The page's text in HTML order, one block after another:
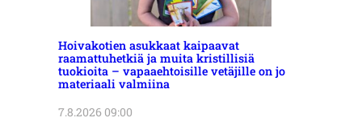
Hoivakotien asukkaat kaipaavat
raamattuhetkiä ja muita kristillisiä
tuokioita – vapaaehtoisille vetäjille on jo
materiaali valmiina
7.8.2026 09:00